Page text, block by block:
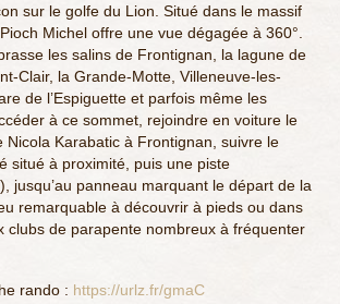
sur le golfe du Lion. Situé dans le massif
Michel offre une vue dégagée à 360°.
les salins de Frontignan, la lagune de
Clair, la Grande-Motte, Villeneuve-les-
de l’Espiguette et parfois même les
à ce sommet, rejoindre en voiture le
Nicola Karabatic à Frontignan, suivre le
situé à proximité, puis une piste
jusqu’au panneau marquant le départ de la
remarquable à découvrir à pieds ou dans
clubs de parapente nombreux à fréquenter
rando : https://urlz.fr/gmaC